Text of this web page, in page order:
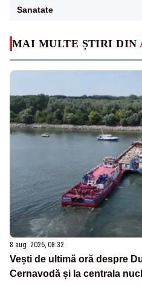
MAI MULTE ȘTIRI DIN
8 aug. 2026, 08:32
Vești de ultimă oră despre
Cernavodă și la centrala
Sanatate